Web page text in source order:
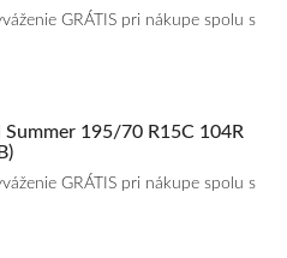
GRÁTIS pri nákupe spolu s
Summer 195/70 R15C 104R
GRÁTIS pri nákupe spolu s